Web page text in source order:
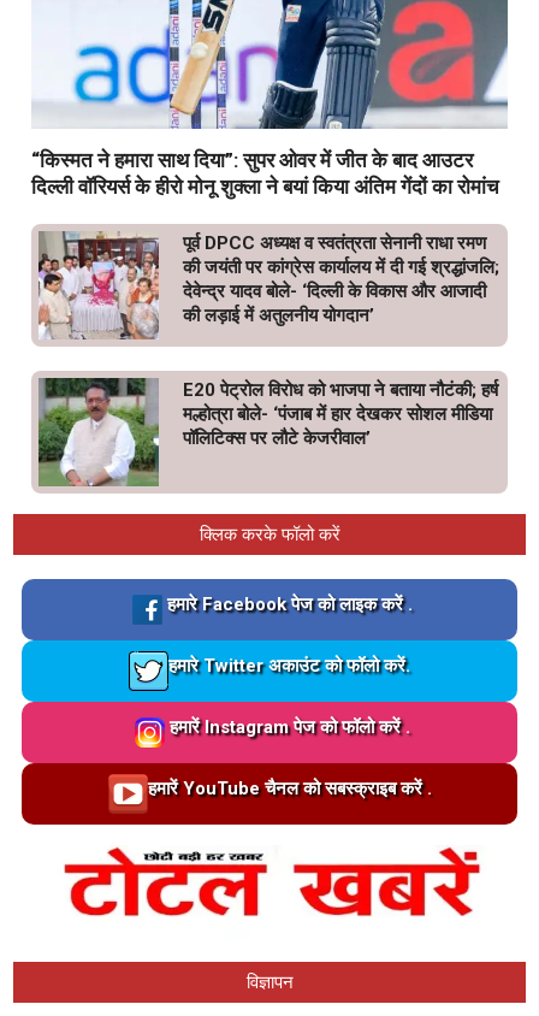
“किस्मत ने हमारा साथ दिया”: सुपर ओवर में जीत के बाद आउटर
दिल्ली वॉरियर्स के हीरो मोनू शुक्ला ने बयां किया अंतिम गेंदों का रोमांच
पूर्व DPCC अध्यक्ष व स्वतंत्रता सेनानी राधा रमण
की जयंती पर कांग्रेस कार्यालय में दी गई श्रद्धांजलि;
देवेन्द्र यादव बोले- ‘दिल्ली के विकास और आजादी
की लड़ाई में अतुलनीय योगदान’
E20 पेट्रोल विरोध को भाजपा ने बताया नौटंकी; हर्ष
मल्होत्रा बोले- ‘पंजाब में हार देखकर सोशल मीडिया
पॉलिटिक्स पर लौटे केजरीवाल’
क्लिक करके फॉलो करें
Loading…
हमारे Facebook पेज को लाइक करें .
Loading…
हमारे Twitter अकाउंट को फॉलो करें.
Loading…
हमारें Instagram पेज को फॉलो करें .
Loading…
हमारें YouTube चैनल को सबस्क्राइब करें .
विज्ञापन